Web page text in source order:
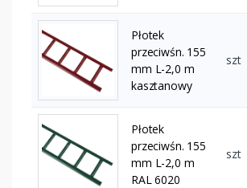
Płotek
przeciwśn. 155
mm L-2,0 m
kasztanowy
szt
Płotek
przeciwśn. 155
mm L-2,0 m
RAL 6020
szt